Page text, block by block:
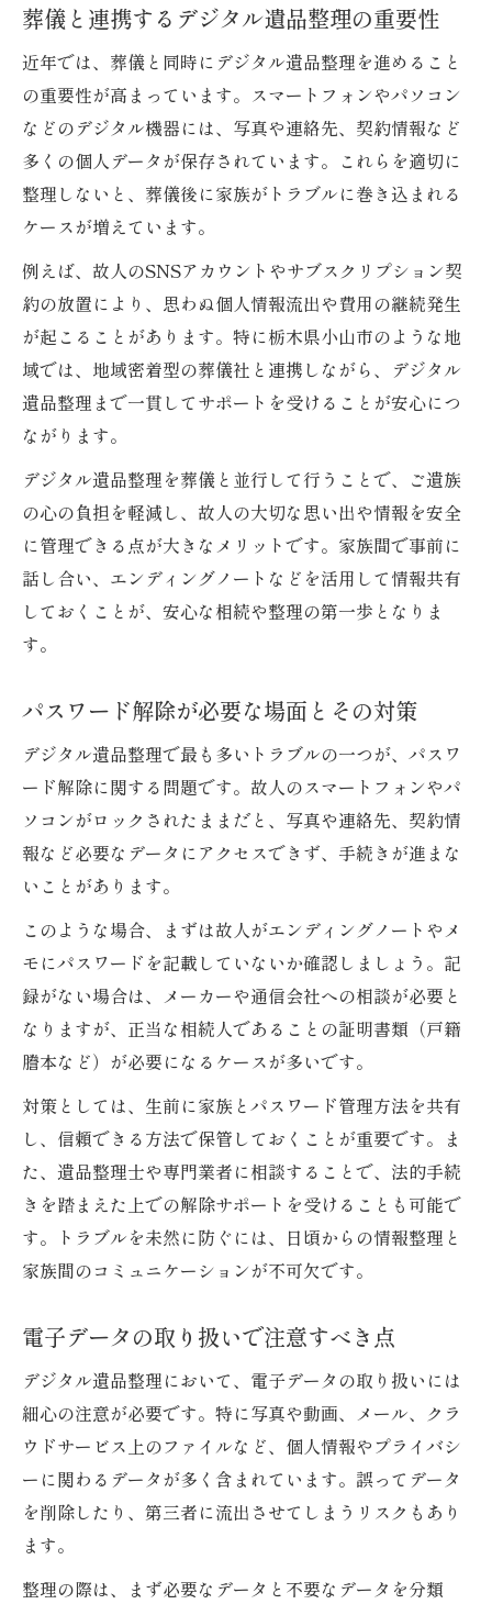
葬儀と連携するデジタル遺品整理の重要性
近年では、葬儀と同時にデジタル遺品整理を進めること
の重要性が高まっています。スマートフォンやパソコン
などのデジタル機器には、写真や連絡先、契約情報など
多くの個人データが保存されています。これらを適切に
整理しないと、葬儀後に家族がトラブルに巻き込まれる
ケースが増えています。
例えば、故人のSNSアカウントやサブスクリプション契
約の放置により、思わぬ個人情報流出や費用の継続発生
が起こることがあります。特に栃木県小山市のような地
域では、地域密着型の葬儀社と連携しながら、デジタル
遺品整理まで一貫してサポートを受けることが安心につ
ながります。
デジタル遺品整理を葬儀と並行して行うことで、ご遺族
の心の負担を軽減し、故人の大切な思い出や情報を安全
に管理できる点が大きなメリットです。家族間で事前に
話し合い、エンディングノートなどを活用して情報共有
しておくことが、安心な相続や整理の第一歩となりま
す。
パスワード解除が必要な場面とその対策
デジタル遺品整理で最も多いトラブルの一つが、パスワ
ード解除に関する問題です。故人のスマートフォンやパ
ソコンがロックされたままだと、写真や連絡先、契約情
報など必要なデータにアクセスできず、手続きが進まな
いことがあります。
このような場合、まずは故人がエンディングノートやメ
モにパスワードを記載していないか確認しましょう。記
録がない場合は、メーカーや通信会社への相談が必要と
なりますが、正当な相続人であることの証明書類（戸籍
謄本など）が必要になるケースが多いです。
対策としては、生前に家族とパスワード管理方法を共有
し、信頼できる方法で保管しておくことが重要です。ま
た、遺品整理士や専門業者に相談することで、法的手続
きを踏まえた上での解除サポートを受けることも可能で
す。トラブルを未然に防ぐには、日頃からの情報整理と
家族間のコミュニケーションが不可欠です。
電子データの取り扱いで注意すべき点
デジタル遺品整理において、電子データの取り扱いには
細心の注意が必要です。特に写真や動画、メール、クラ
ウドサービス上のファイルなど、個人情報やプライバシ
ーに関わるデータが多く含まれています。誤ってデータ
を削除したり、第三者に流出させてしまうリスクもあり
ます。
整理の際は、まず必要なデータと不要なデータを分類